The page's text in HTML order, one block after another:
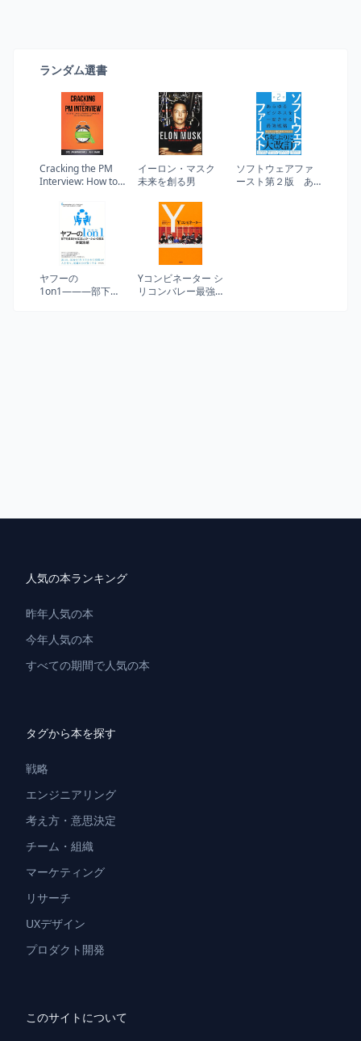
ランダム選書
Cracking the PM
Interview: How to
Manager Job in
Technology
(Cracking the
Interview &
Career)
イーロン・マスク
未来を創る男
ソフトウェアファ
ースト第２版 あ
ヤフーの
1on1―――部下を
Yコンビネーター シ
リコンバレー最強
人気の本ランキング
昨年人気の本
今年人気の本
すべての期間で人気の本
タグから本を探す
戦略
エンジニアリング
考え方・意思決定
チーム・組織
マーケティング
リサーチ
UXデザイン
プロダクト開発
このサイトについて